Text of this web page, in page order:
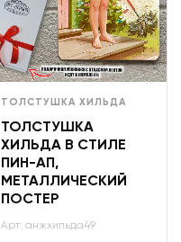
ТОЛСТУШКА ХИЛЬДА
ТОЛСТУШКА
ХИЛЬДА В СТИЛЕ
ПИН-АП,
МЕТАЛЛИЧЕСКИЙ
ПОСТЕР
Арт: анжхильда49